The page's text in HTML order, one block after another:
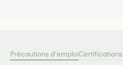
Précautions d'emploiCertifications